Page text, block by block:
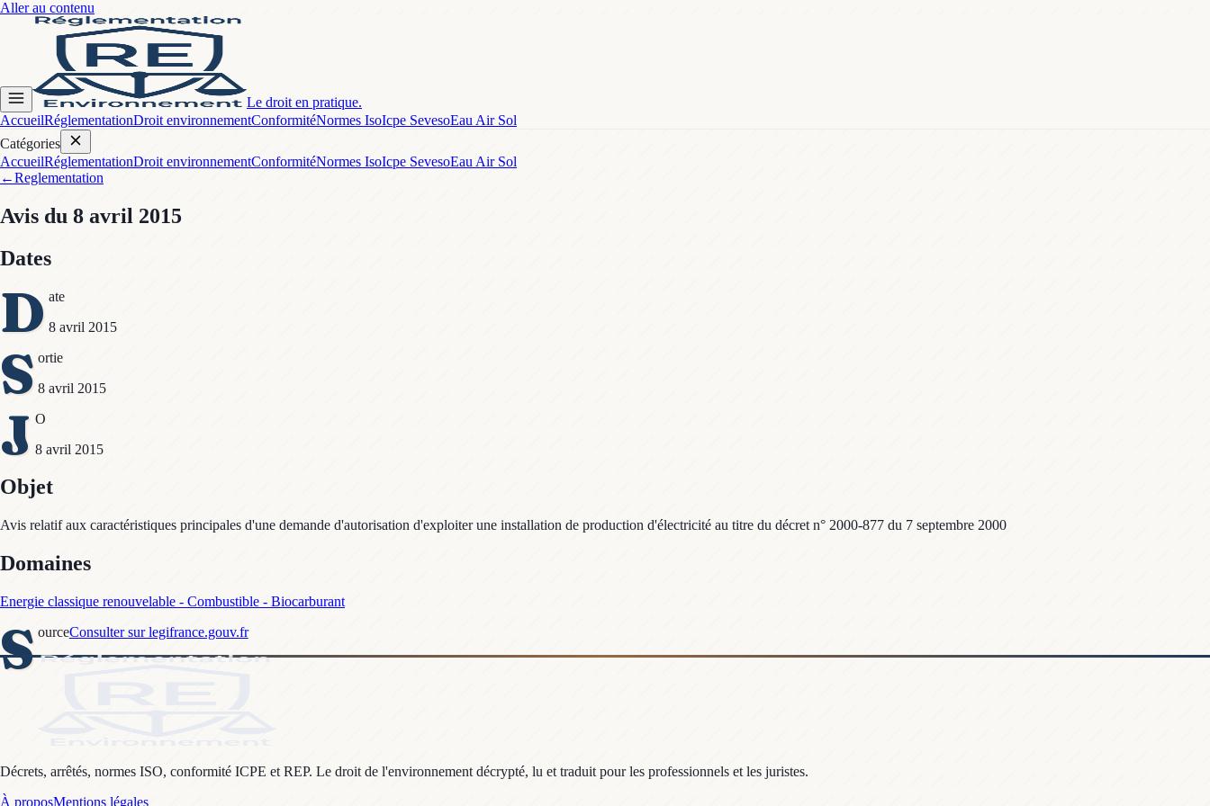
Aller au contenu
Le droit en pratique.
AccueilRéglementationDroit environnementConformitéNormes IsoIcpe SevesoEau Air Sol
Catégories
AccueilRéglementationDroit environnementConformitéNormes IsoIcpe SevesoEau Air Sol
←Reglementation
Avis du 8 avril 2015
Dates
D ate
8 avril 2015
S ortie
8 avril 2015
J O
8 avril 2015
Objet
Avis relatif aux caractéristiques principales d'une demande d'autorisation d'exploiter une installation de production d'électricité au titre du décret n° 2000-877 du 7 septembre 2000
Domaines
Energie classique renouvelable - Combustible - Biocarburant
S ourceConsulter sur legifrance.gouv.fr
Décrets, arrêtés, normes ISO, conformité ICPE et REP. Le droit de l'environnement décrypté, lu et traduit pour les professionnels et les juristes.
À proposMentions légales